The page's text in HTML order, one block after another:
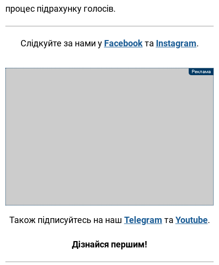
процес підрахунку голосів.
Слідкуйте за нами у Facebookта Instagram.
Також підписуйтесь на наш Telegram та Youtube.
Дізнайся першим!